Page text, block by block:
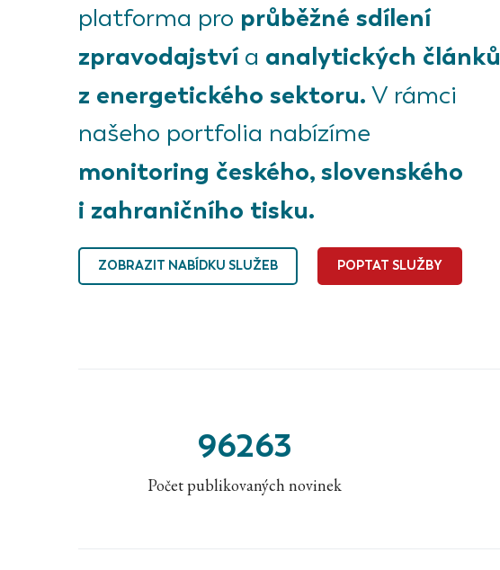
platforma pro průběžné sdílení
zpravodajstvía analytických článků
z energetického sektoru. V rámci
našeho portfolia nabízíme
monitoring českého, slovenského
i zahraničního tisku.
ZOBRAZIT NABÍDKU SLUŽEB POPTAT SLUŽBY
96263
Počet publikovaných novinek